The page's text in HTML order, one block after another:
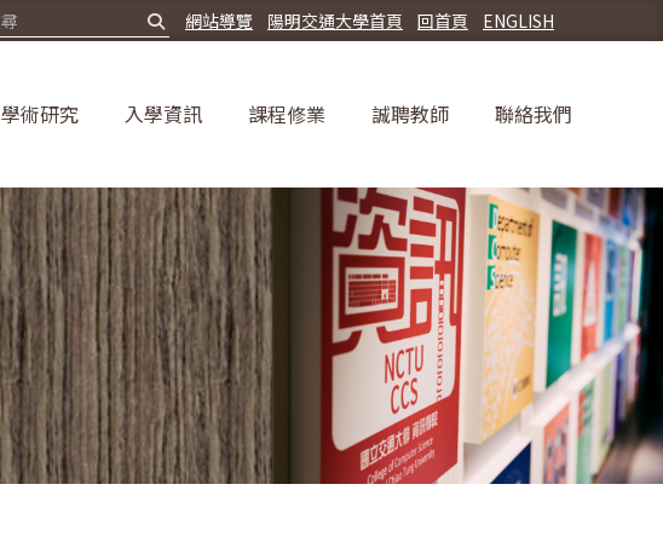
ENGLISH
回首頁
陽明交通大學首頁
網站導覽
學術研究 入學資訊 課程修業 誠聘教師 聯絡我們